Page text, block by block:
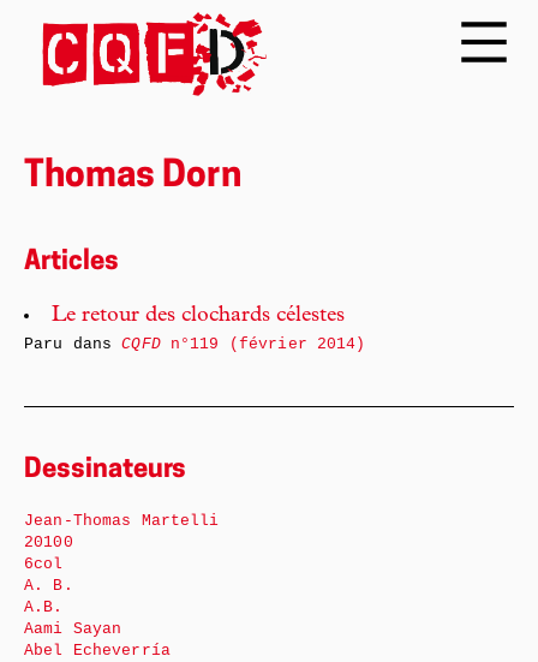
Thomas Dorn
Articles
Le retour des clochards célestes
Paru dansCQFDn°119 (février 2014)
Dessinateurs
Jean-Thomas Martelli
20100
6col
A. B.
A.B.
Aami Sayan
Abel Echeverría